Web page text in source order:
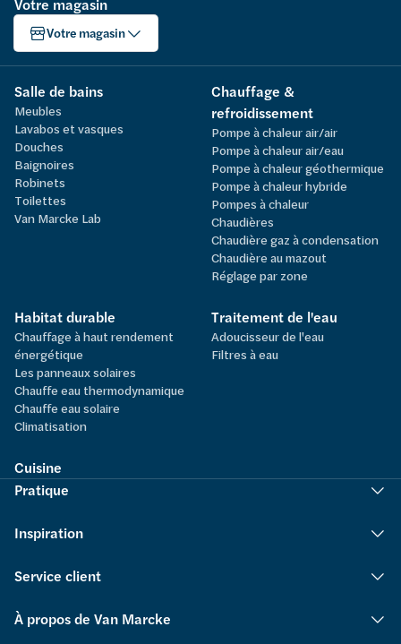
Votre magasin
Votre magasin
Salle de bains
Meubles
Lavabos et vasques
Douches
Baignoires
Robinets
Toilettes
Van Marcke Lab
Chauffage &
refroidissement
Pompe à chaleur air/air
Pompe à chaleur air/eau
Pompe à chaleur géothermique
Pompe à chaleur hybride
Pompes à chaleur
Chaudières
Chaudière gaz à condensation
Chaudière au mazout
Réglage par zone
Habitat durable
Chauffage à haut rendement
énergétique
Les panneaux solaires
Chauffe eau thermodynamique
Chauffe eau solaire
Climatisation
Traitement de l'eau
Adoucisseur de l'eau
Filtres à eau
Cuisine
Pratique
Inspiration
Service client
À propos de Van Marcke